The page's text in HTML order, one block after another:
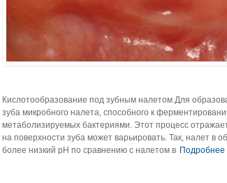
Кислотообразование под зубным налетом Для
зуба микробного налета, способного к
метаболизируемых бактериями. Этот процесс
на поверхности зуба может варьировать. Так, налет в
более низкий pH по сравнению с налетом в Подробнее